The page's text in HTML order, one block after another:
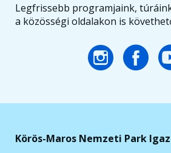
Legfrissebb programjaink,
a közösségi oldalakon is
Körös-Maros Nemzeti Park